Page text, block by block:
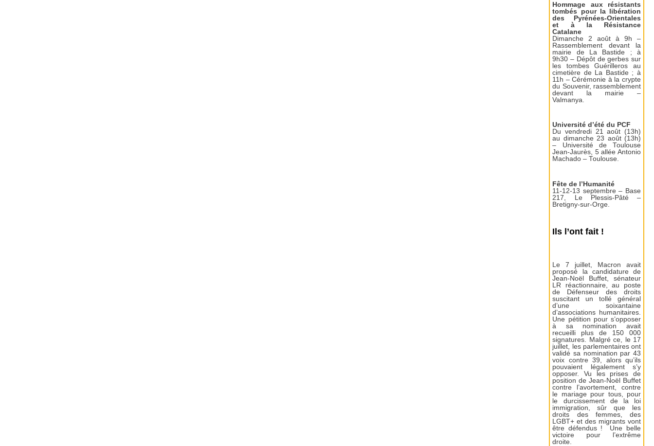
Hommage aux résistants
tombés pour la libération
des Pyrénées-Orientales
et à la Résistance
Catalane
Dimanche 2 août à 9h –
Rassemblement devant la
mairie de La Bastide ; à
9h30 – Dépôt de gerbes sur
les tombes Guérilleros au
cimetière de La Bastide ; à
11h – Cérémonie à la crypte
du Souvenir, rassemblement
devant la mairie –
Valmanya.
Université d’été du PCF
Du vendredi 21 août (13h)
au dimanche 23 août (13h)
– Université de Toulouse
Jean-Jaurès, 5 allée Antonio
Machado – Toulouse.
Fête de l’Humanité
11-12-13 septembre – Base
217, Le Plessis-Pâté –
Bretigny-sur-Orge.
Ils l’ont fait !
Le 7 juillet, Macron avait
proposé la candidature de
Jean-Noël Buffet, sénateur
LR réactionnaire, au poste
de Défenseur des droits
suscitant un tollé général
d’une soixantaine
d’associations humanitaires.
Une pétition pour s’opposer
à sa nomination avait
recueilli plus de 150 000
signatures. Malgré ce, le 17
juillet, les parlementaires ont
validé sa nomination par 43
voix contre 39, alors qu’ils
pouvaient légalement s’y
opposer. Vu les prises de
position de Jean-Noël Buffet
contre l’avortement, contre
le mariage pour tous, pour
le durcissement de la loi
immigration, sûr que les
droits des femmes, des
LGBT+ et des migrants vont
être défendus ! Une belle
victoire pour l’extrême
droite.